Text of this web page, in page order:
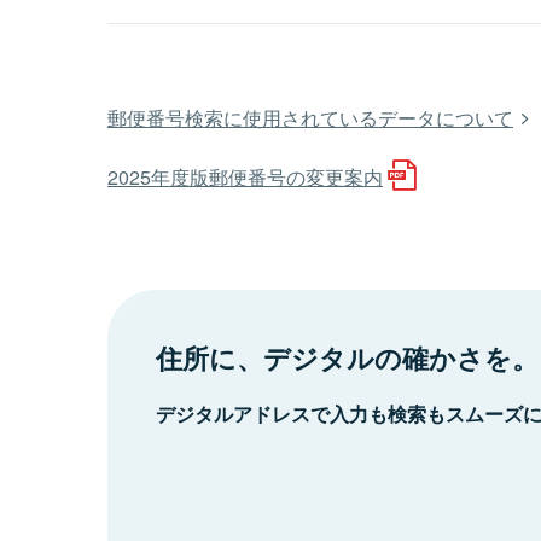
郵便番号検索に使用されているデータについて
2025年度版郵便番号の変更案内
住所に、デジタルの確かさを。
デジタルアドレスで入力も検索もスムーズ